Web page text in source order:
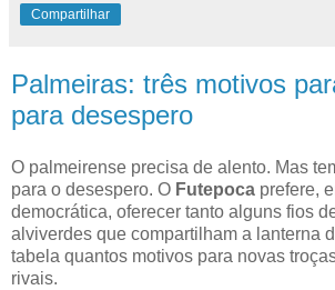
Compartilhar
Palmeiras: três motivos
para desespero
O palmeirense precisa de alento. Mas
para o desespero. O Futepoca prefere,
democrática, oferecer tanto alguns fios
alviverdes que compartilham a lanterna
tabela quantos motivos para novas
rivais.